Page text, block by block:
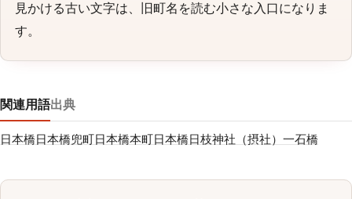
見かける古い文字は、旧町名を読む小さな入口になりま
す。
関連用語出典
日本橋日本橋兜町日本橋本町日本橋日枝神社（摂社） 一石橋